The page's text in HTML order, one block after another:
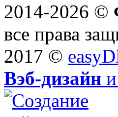
2014-2026 ©
все права
2017 ©
Вэб-дизайн